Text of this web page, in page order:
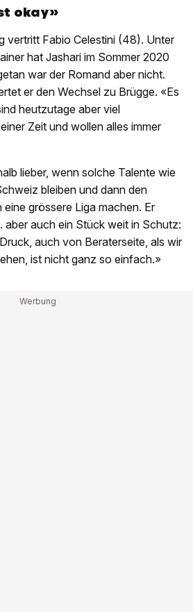
okay»
vertritt Fabio Celestini (48). Unter
hat Jashari im Sommer 2020
war der Romand aber nicht.
er den Wechsel zu Brügge. «Es
heutzutage aber viel
Zeit und wollen alles immer
lieber, wenn solche Talente wie
bleiben und dann den
grössere Liga machen. Er
aber auch ein Stück weit in Schutz:
auch von Beraterseite, als wir
ist nicht ganz so einfach.»